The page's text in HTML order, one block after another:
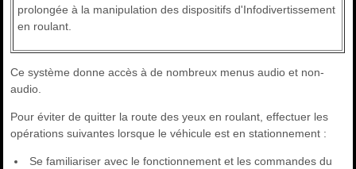
prolongée à la manipulation des dispositifs d'Infodivertissement
en roulant.
Ce système donne accès à de nombreux menus audio et non-
audio.
Pour éviter de quitter la route des yeux en roulant, effectuer les
opérations suivantes lorsque le véhicule est en stationnement :
Se familiariser avec le fonctionnement et les commandes du